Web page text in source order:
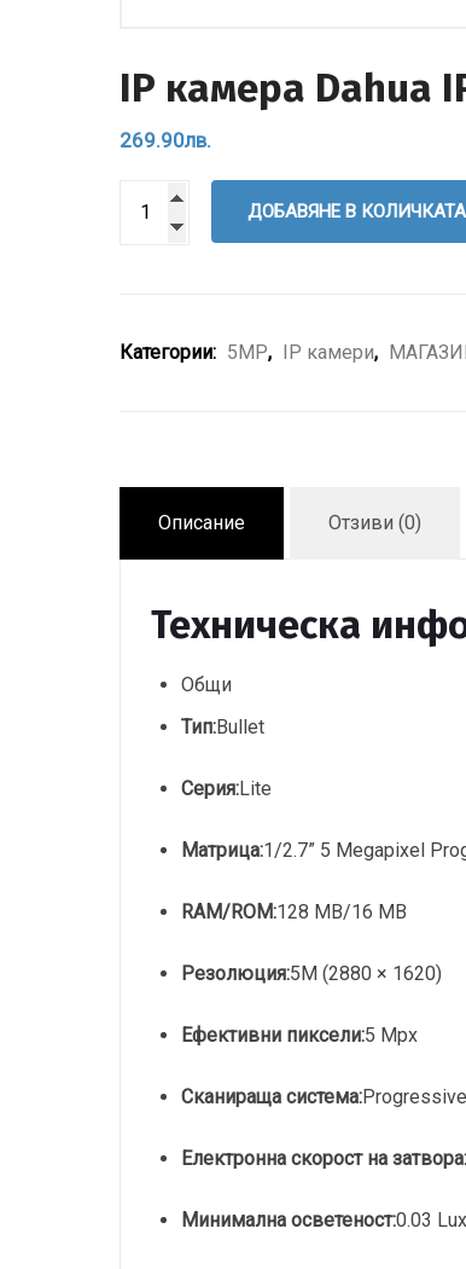
IP камерa Dahua
269.90лв.
ДОБАВЯНЕ В КОЛИЧКАТА
Категории: 5MP, IP камери,
Описание Отзиви (0)
Техническа
Общи
Тип:Bullet
Серия:Lite
Матрица:1/2.7” 5 Megapixel
RAM/ROM:128 MB/16 MB
Резолюция:5M (2880 × 1620)
Ефективни пиксели:5 Mpx
Сканираща система:Progressive
Електронна скорост на
Минимална осветеност:0.03